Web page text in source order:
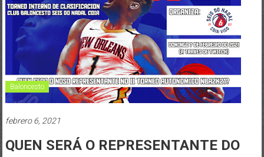
Baloncesto
febrero 6, 2021
QUEN SERÁ O REPRESENTANTE DO